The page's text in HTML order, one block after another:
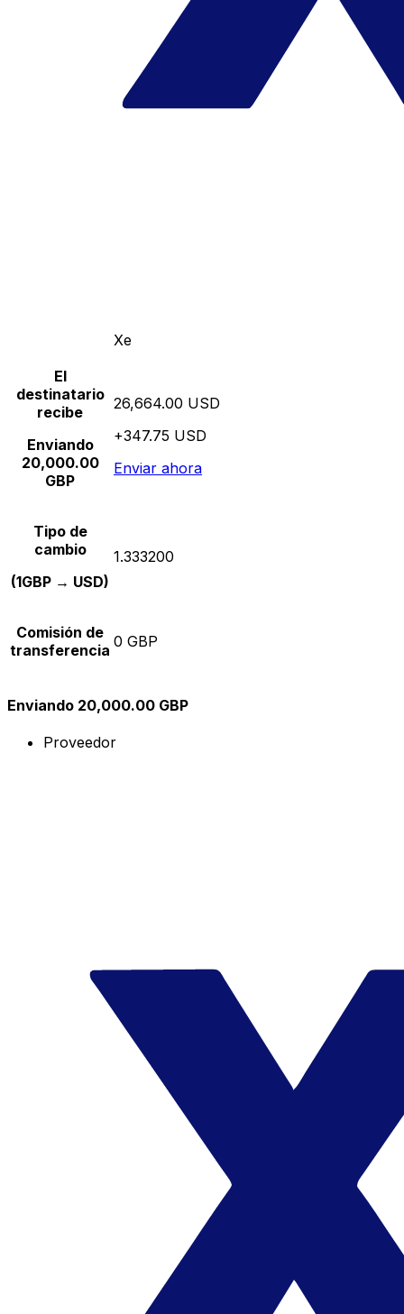
Xe
El
destinatario
recibe
Enviando
20,000.00
GBP
26,664.00 USD
+347.75 USD
Enviar ahora
Tipo de
cambio
(1GBP → USD)
1.333200
Comisión de
transferencia 0 GBP
Enviando 20,000.00 GBP
Proveedor